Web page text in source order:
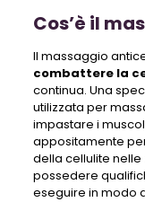
Cos’è il
Il massaggio
combattere la
continua. Una
utilizzata per
impastare i
appositamente
della cellulite
possedere
eseguire in modo